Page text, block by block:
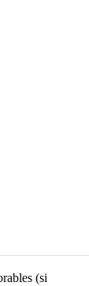
(si